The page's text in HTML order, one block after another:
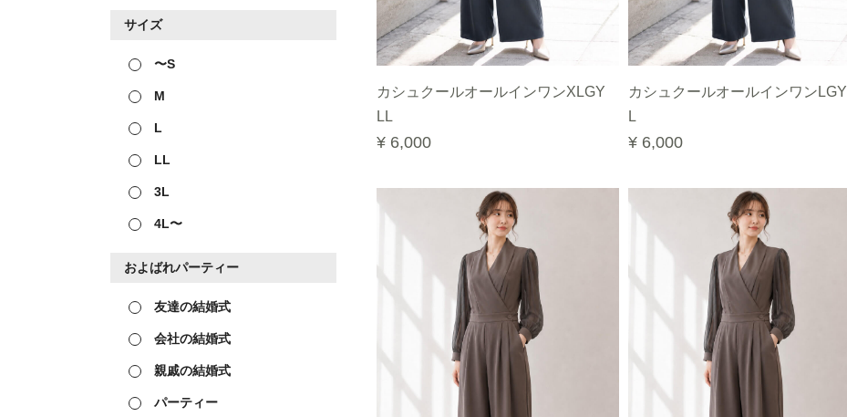
サイズ
〜S
M
L
LL
3L
4L〜
およばれパーティー
友達の結婚式
会社の結婚式
親戚の結婚式
パーティー
カシュクールオールインワンXLGY
LL
¥ 6,000
カシュクールオールインワンLGY
L
¥ 6,000